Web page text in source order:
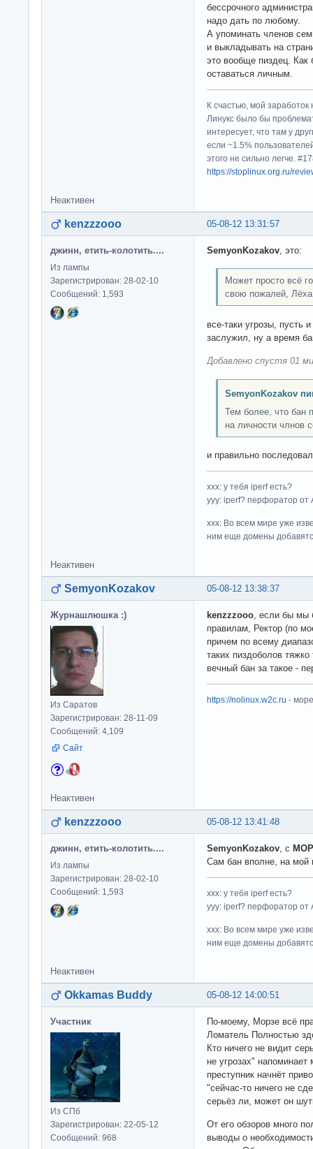
бессрочного
надо дать по любому.
А упоминать членов
и выкладывать на
это вообще пиздец.
оставаться личным.
К счастью, мой
Линукс было бы
интересует, что там у
если ~1.5%
этого не сильно легче.
https://stoplinux.org.ru/
Неактивен
05-08-12 13:31:57
kenzzzooo
джинн, етить-колотить....
Из лампы
Зарегистрирован: 28-02-10
Сообщений: 1,593
SemyonKozakov , это:
Может просто всё
свою пожалей,
все-таки угрозы, пусть
заслужил, ну а время
Добавлено спустя 01
SemyonKozakov
Тем более, что бан
на личности члнов
и правильно
ххх: у тебя iperf есть?
yyy: iperf? перфоратор от
xxx: Во всем мире уже
ним еще домены
Неактивен
05-08-12 13:38:37
SemyonKozakov
Журнашлюшка :)
Из Саратов
Зарегистрирован: 28-11-09
Сообщений: 4,109
Сайт
kenzzzooo, если бы мы
правилам, Ректор (по
причем по всему
таких пиздоболов
вечный бан за такое -
https://nolinux.w2c.ru -
Неактивен
05-08-12 13:41:48
kenzzzooo
джинн, етить-колотить....
Из лампы
Зарегистрирован: 28-02-10
Сообщений: 1,593
SemyonKozakov, с
Сам бан вполне, на мой
ххх: у тебя iperf есть?
yyy: iperf? перфоратор от
xxx: Во всем мире уже
ним еще домены
Неактивен
05-08-12 14:00:51
Okkamas Buddy
Участник
Из СПб
Зарегистрирован: 22-05-12
Сообщений: 968
По-моему, Морзе всё
Ломатель Полностью
Кто ничего не видит
не угрозах" напоминает
преступник начнёт
"сейчас-то ничего не
серьёз ли, может он
От его обзоров много
выводы о